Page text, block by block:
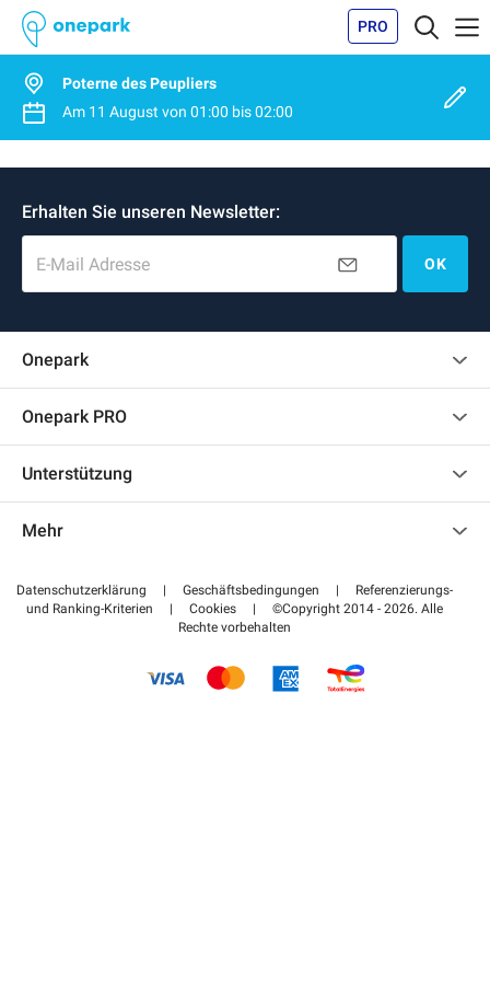
PRO
Poterne des Peupliers
Am 11 August von 01:00 bis02:00
Erhalten Sie unseren Newsletter:
E-Mail Adresse OK
Onepark
Impressum
Onepark PRO
Werden Sie unser Partner
Auf meinen Partnerbereich zugreifen
Unterstützung
Bezahlen Sie Ihren Parkplatz FLOW
Mehr
Datenschutzerklärung | Geschäftsbedingungen |
Referenzierungs-
und Ranking-Kriterien
| Cookies |
©Copyright 2014 - 2026. Alle
Rechte vorbehalten